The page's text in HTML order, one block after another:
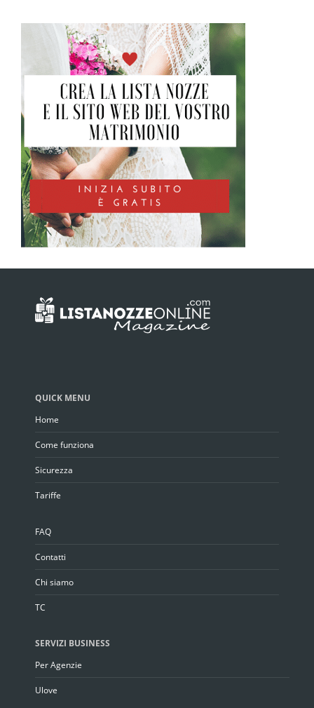
QUICK MENU
Home
Come funziona
Sicurezza
Tariffe
FAQ
Contatti
Chi siamo
TC
SERVIZI BUSINESS
Per Agenzie
Ulove